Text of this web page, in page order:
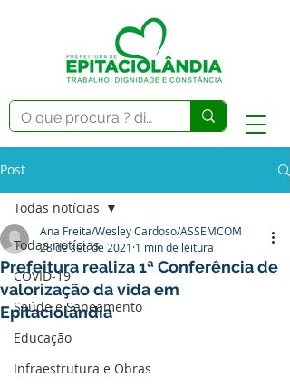
Post
Todas notícias
COVID-19
Saúde e Saneamento
Educação
Infraestrutura e Obras
Todas notícias
Prefeitura realiza 1ª Conferência de
valorização da vida em
Epitaciolândia
Ana Freita/Wesley Cardoso/ASSEMCOM
28 de set. de 2021 1 min de leitura